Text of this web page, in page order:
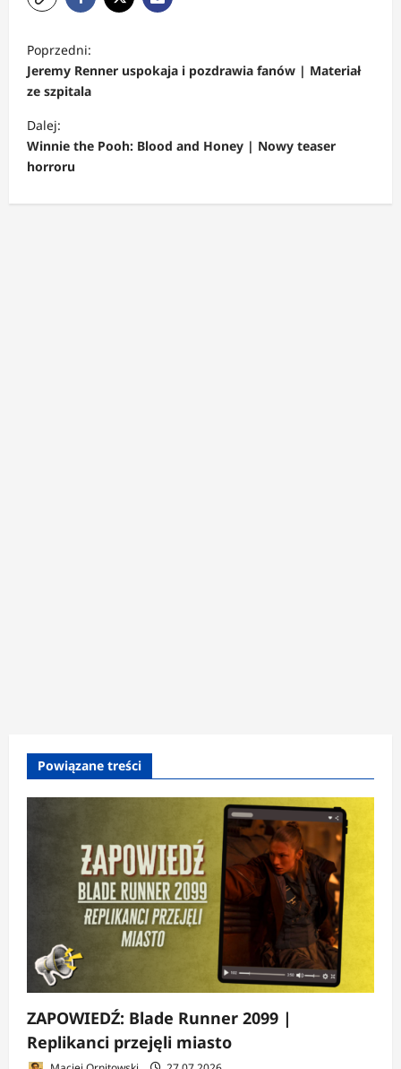
o
b
a
c
z
w
Poprzedni:
Jeremy Renner uspokaja i pozdrawia fanów | Materiał
ze szpitala
Dalej:
Winnie the Pooh: Blood and Honey | Nowy teaser
horroru
Powiązane treści
ZAPOWIEDŹ: Blade Runner 2099 |
Replikanci przejęli miasto